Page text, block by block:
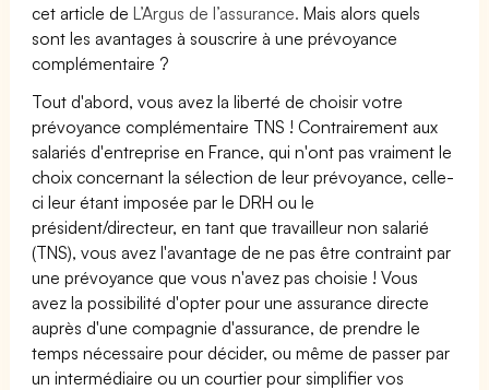
cet article deL’Argus de l’assurance. Mais alors quels
sont les avantages à souscrire à une prévoyance
complémentaire ?
Tout d'abord, vous avez la liberté de choisir votre
prévoyance complémentaire TNS ! Contrairement aux
salariés d'entreprise en France, qui n'ont pas vraiment le
choix concernant la sélection de leur prévoyance, celle-
ci leur étant imposée par le DRH ou le
président/directeur, en tant que travailleur non salarié
(TNS), vous avez l'avantage de ne pas être contraint par
une prévoyance que vous n'avez pas choisie ! Vous
avez la possibilité d'opter pour une assurance directe
auprès d'une compagnie d'assurance, de prendre le
temps nécessaire pour décider, ou même de passer par
un intermédiaire ou un courtier pour simplifier vos